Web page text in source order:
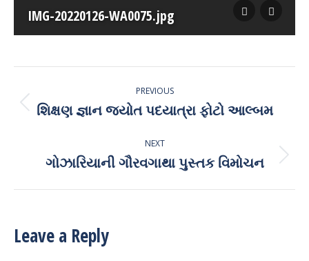
IMG-20220126-WA0075.jpg
navigation
PREVIOUS
Previous
શિક્ષણ જ્ઞાન જ્યોત પદયાત્રા ફોટો આલ્બમ
NEXT
Next
ગોઝારિયાની ગૌરવગાથા પુસ્તક વિમોચન
Leave a Reply